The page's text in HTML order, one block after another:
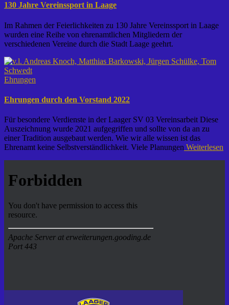
130 Jahre Vereinssport in Laage
Im Rahmen der Feierlichkeiten zu 130 Jahre Vereinssport in Laage
wurden eine Reihe von ehrenamtlichen Mitgliedern der
verschiedenen Vereine durch die Stadt Laage geehrt.
Ehrungen
Ehrungen durch den Vorstand 2022
Für besondere Verdienste in der Laager SV 03 Vereinsarbeit Diese
Auszeichnung wurde 2021 aufgegriffen und sollte von da an zu
einer Tradition ausgebaut werden. Wie wir alle wissen ist das
Ehrenamt keine Selbstverständlichkeit. Viele Planungen Weiterlesen